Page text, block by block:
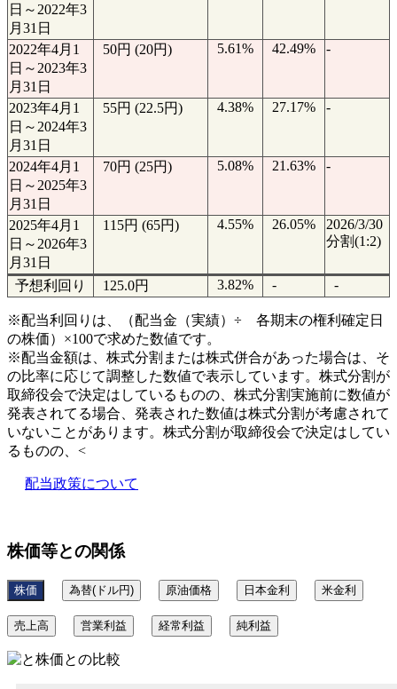
日～2022年3
月31日
2022年4月1
日～2023年3
月31日
50円 (20円) 5.61% 42.49% -
2023年4月1
日～2024年3
月31日
55円 (22.5円) 4.38% 27.17% -
2024年4月1
日～2025年3
月31日
70円 (25円) 5.08% 21.63% -
2025年4月1
日～2026年3
月31日
115円 (65円) 4.55% 26.05%
2026/3/30
分割(1:2)
予想利回り 125.0円 3.82% - -
※配当利回りは、（配当金（実績）÷ 各期末の権利確定日
の株価）×100で求めた数値です。
※配当金額は、株式分割または株式併合があった場合は、そ
の比率に応じて調整した数値で表示しています。株式分割が
取締役会で決定はしているものの、株式分割実施前に数値が
発表されてる場合、発表された数値は株式分割が考慮されて
いないことがあります。株式分割が取締役会で決定はしてい
るものの、<
配当政策について
株価等との関係
株価 為替(ドル円) 原油価格 日本金利 米金利
売上高 営業利益 経常利益 純利益